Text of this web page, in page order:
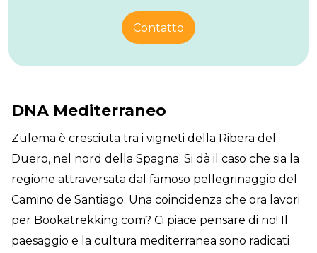
Contatto
DNA Mediterraneo
Zulema è cresciuta tra i vigneti della Ribera del
Duero, nel nord della Spagna. Si dà il caso che sia la
regione attraversata dal famoso pellegrinaggio del
Camino de Santiago. Una coincidenza che ora lavori
per Bookatrekking.com? Ci piace pensare di no! Il
paesaggio e la cultura mediterranea sono radicati